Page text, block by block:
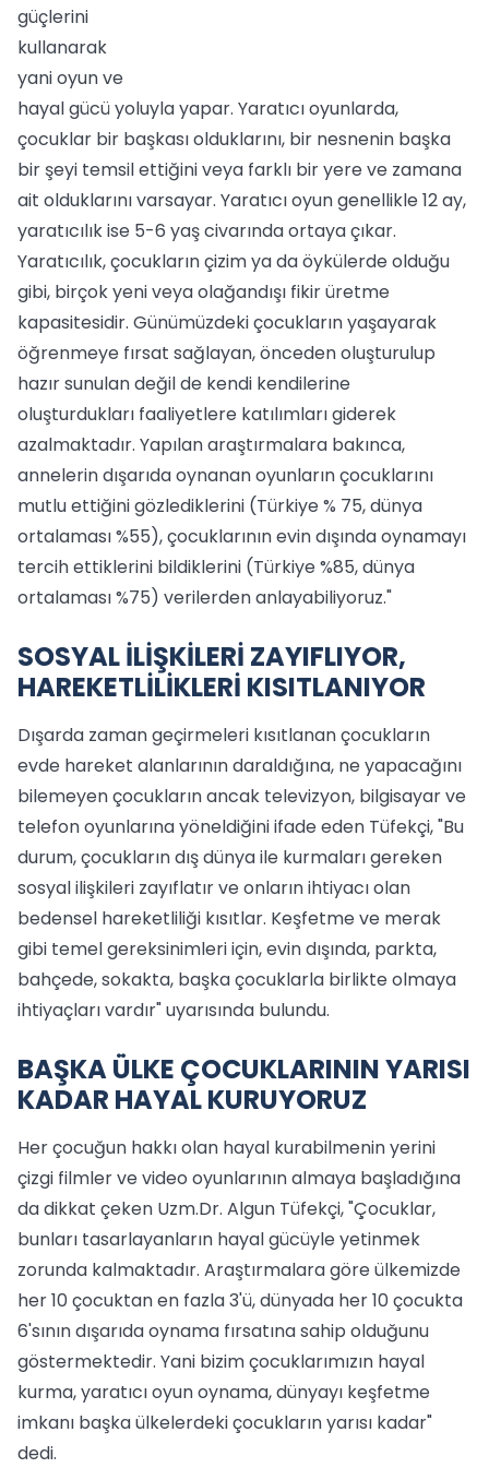
güçlerini
kullanarak
yani oyun ve
hayal gücü yoluyla yapar. Yaratıcı oyunlarda,
çocuklar bir başkası olduklarını, bir nesnenin başka
bir şeyi temsil ettiğini veya farklı bir yere ve zamana
ait olduklarını varsayar. Yaratıcı oyun genellikle 12 ay,
yaratıcılık ise 5-6 yaş civarında ortaya çıkar.
Yaratıcılık, çocukların çizim ya da öykülerde olduğu
gibi, birçok yeni veya olağandışı fikir üretme
kapasitesidir. Günümüzdeki çocukların yaşayarak
öğrenmeye fırsat sağlayan, önceden oluşturulup
hazır sunulan değil de kendi kendilerine
oluşturdukları faaliyetlere katılımları giderek
azalmaktadır. Yapılan araştırmalara bakınca,
annelerin dışarıda oynanan oyunların çocuklarını
mutlu ettiğini gözlediklerini (Türkiye % 75, dünya
ortalaması %55), çocuklarının evin dışında oynamayı
tercih ettiklerini bildiklerini (Türkiye %85, dünya
ortalaması %75) verilerden anlayabiliyoruz."
SOSYAL İLİŞKİLERİ ZAYIFLIYOR,
HAREKETLİLİKLERİ KISITLANIYOR
Dışarda zaman geçirmeleri kısıtlanan çocukların
evde hareket alanlarının daraldığına, ne yapacağını
bilemeyen çocukların ancak televizyon, bilgisayar ve
telefon oyunlarına yöneldiğini ifade eden Tüfekçi, "Bu
durum, çocukların dış dünya ile kurmaları gereken
sosyal ilişkileri zayıflatır ve onların ihtiyacı olan
bedensel hareketliliği kısıtlar. Keşfetme ve merak
gibi temel gereksinimleri için, evin dışında, parkta,
bahçede, sokakta, başka çocuklarla birlikte olmaya
ihtiyaçları vardır" uyarısında bulundu.
BAŞKA ÜLKE ÇOCUKLARININ YARISI
KADAR HAYAL KURUYORUZ
Her çocuğun hakkı olan hayal kurabilmenin yerini
çizgi filmler ve video oyunlarının almaya başladığına
da dikkat çeken Uzm.Dr. Algun Tüfekçi, "Çocuklar,
bunları tasarlayanların hayal gücüyle yetinmek
zorunda kalmaktadır. Araştırmalara göre ülkemizde
her 10 çocuktan en fazla 3'ü, dünyada her 10 çocukta
6'sının dışarıda oynama fırsatına sahip olduğunu
göstermektedir. Yani bizim çocuklarımızın hayal
kurma, yaratıcı oyun oynama, dünyayı keşfetme
imkanı başka ülkelerdeki çocukların yarısı kadar"
dedi.